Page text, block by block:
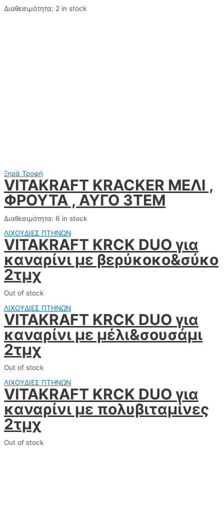
Διαθεσιμότητα: 2 in stock
Ξηρά Τροφή
VITAKRAFT KRACKER ΜΕΛΙ ,
ΦΡΟΥΤΑ , ΑΥΓΟ 3TEM
Διαθεσιμότητα: 6 in stock
ΛΙΧΟΥΔΙΕΣ ΠΤΗΝΩΝ
VITAKRAFT KRCK DUO για
καναρίνι με βερύκοκο&σύκο
2τμχ
Out of stock
ΛΙΧΟΥΔΙΕΣ ΠΤΗΝΩΝ
VITAKRAFT KRCK DUO για
καναρίνι με μέλι&σουσάμι
2τμχ
Out of stock
ΛΙΧΟΥΔΙΕΣ ΠΤΗΝΩΝ
VITAKRAFT KRCK DUO για
καναρίνι με πολυβιταμίνες
2τμχ
Out of stock